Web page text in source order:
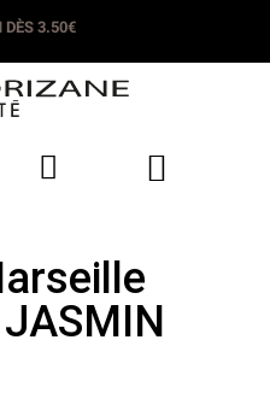
DÈS 3.50€
JASMIN